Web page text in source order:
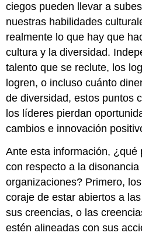
ciegos pueden llevar a
nuestras habilidades
realmente lo que hay que
cultura y la diversidad.
talento que se reclute, los
logren, o incluso cuánto
de diversidad, estos puntos
los líderes pierdan
cambios e innovación
Ante esta información,
con respecto a la
organizaciones? Primero,
coraje de estar abiertos a
sus creencias, o las
estén alineadas con sus